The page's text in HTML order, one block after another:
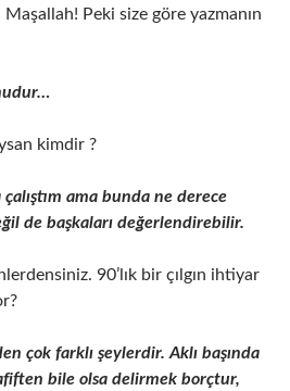
Peki size göre yazmanın
kimdir ?
ama bunda ne derece
de başkaları değerlendirebilir.
90’lık bir çılgın ihtiyar
çok farklı şeylerdir. Aklı başında
bile olsa delirmek borçtur,